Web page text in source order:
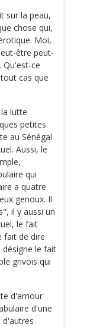
sur la peau,
chose qui,
Moi,
être peut-
ce
cas que
lutte
petites
au Sénégal
Aussi, le
qui
a quatre
genoux. Il
il y aussi un
le fait
fait de dire
le fait
grivois qui
d'amour
d'une
d'autres